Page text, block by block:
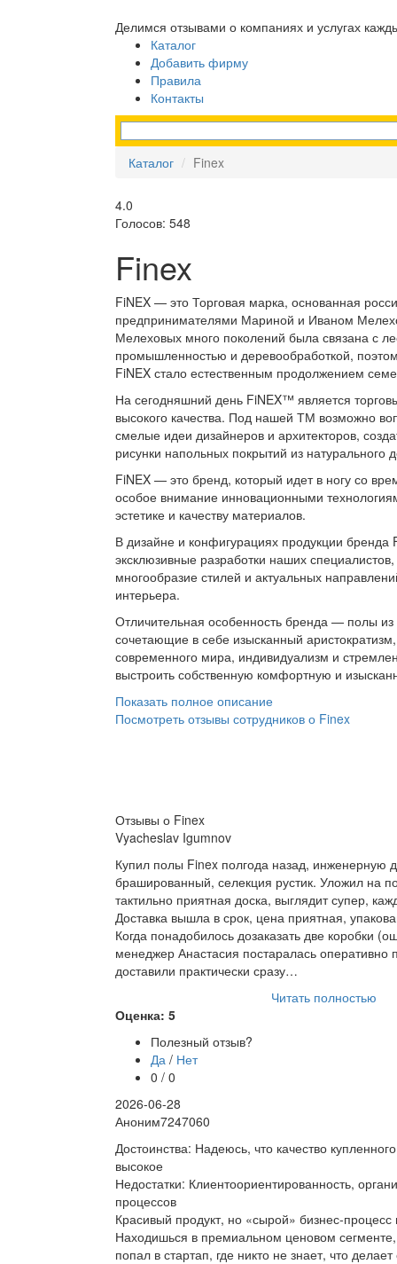
Делимся отзывами о компаниях и услугах
Каталог
Добавить фирму
Правила
Контакты
Каталог Finex
4.0
Голосов: 548
Finex
FiNEX — это Торговая марка, основанная
предпринимателями Мариной и Иваном
Мелеховых много поколений была связана с
промышленностью и деревообработкой,
FiNEX стало естественным продолжением
На сегодняшний день FiNEX™ является
высокого качества. Под нашей ТМ возможно
смелые идеи дизайнеров и архитекторов,
рисунки напольных покрытий из натурального
FiNEX — это бренд, который идет в ногу со
особое внимание инновационными
эстетике и качеству материалов.
В дизайне и конфигурациях продукции бренда
эксклюзивные разработки наших
многообразие стилей и актуальных
интерьера.
Отличительная особенность бренда — полы из
сочетающие в себе изысканный
современного мира, индивидуализм и
выстроить собственную комфортную и
Показать полное описание
Посмотреть отзывы сотрудников о Finex
Отзывы о Finex
Vyacheslav Igumnov
Купил полы Finex полгода назад, инженерную
брашированный, селекция рустик. Уложил на
тактильно приятная доска, выглядит супер,
Доставка вышла в срок, цена приятная,
Когда понадобилось дозаказать две коробки
менеджер Анастасия постаралась оперативно
доставили практически сразу…
Читать полностью
Оценка: 5
Полезный отзыв?
Да / Нет
0 / 0
2026-06-28
Аноним7247060
Достоинства: Надеюсь, что качество
высокое
Недостатки: Клиентоориентированность,
процессов
Красивый продукт, но «сырой» бизнес-процесс
Находишься в премиальном ценовом
попал в стартап, где никто не знает, что